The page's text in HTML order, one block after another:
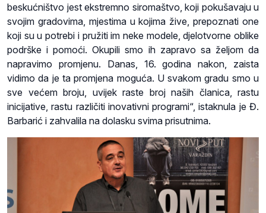
beskućništvo jest ekstremno siromaštvo, koji pokušavaju u
svojim gradovima, mjestima u kojima žive, prepoznati one
koji su u potrebi i pružiti im neke modele, djelotvorne oblike
podrške i pomoći. Okupili smo ih zapravo sa željom da
napravimo promjenu. Danas, 16. godina nakon, zaista
vidimo da je ta promjena moguća. U svakom gradu smo u
sve većem broju, uvijek raste broj naših članica, rastu
inicijative, rastu različiti inovativni programi“, istaknula je Đ.
Barbarić i zahvalila na dolasku svima prisutnima.